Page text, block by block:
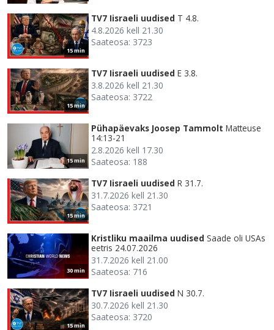
15 min
TV7 Iisraeli uudised T 4.8.
4.8.2026 kell 21.30
Saateosa: 3723
15 min
TV7 Iisraeli uudised E 3.8.
3.8.2026 kell 21.30
Saateosa: 3722
15 min
Pühapäevaks Joosep Tammolt Matteuse
14:13-21
2.8.2026 kell 17.30
Saateosa: 188
15 min
TV7 Iisraeli uudised R 31.7.
31.7.2026 kell 21.30
Saateosa: 3721
30 min
Kristliku maailma uudised Saade oli USAs
eetris 24.07.2026
31.7.2026 kell 21.00
Saateosa: 716
15 min
TV7 Iisraeli uudised N 30.7.
30.7.2026 kell 21.30
Saateosa: 3720